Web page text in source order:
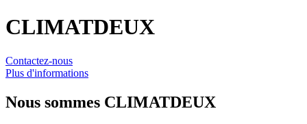
CLIMATDEUX
Contactez-nous
Plus d'informations
Nous sommes CLIMATDEUX